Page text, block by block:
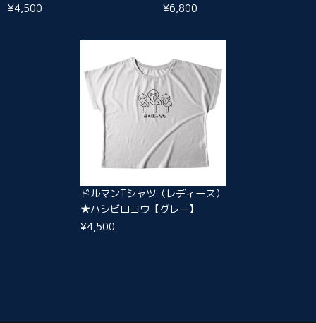
¥4,500
¥6,800
ドルマンTシャツ（レディース）
★ハシビロコウ【グレー】
¥4,500